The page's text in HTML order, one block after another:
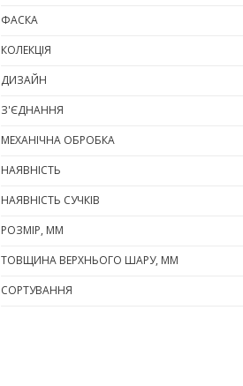
ФАСКА
КОЛЕКЦІЯ
ДИЗАЙН
З'ЄДНАННЯ
МЕХАНІЧНА ОБРОБКА
НАЯВНІСТЬ
НАЯВНІСТЬ СУЧКІВ
РОЗМІР, ММ
ТОВЩИНА ВЕРХНЬОГО ШАРУ, ММ
СОРТУВАННЯ